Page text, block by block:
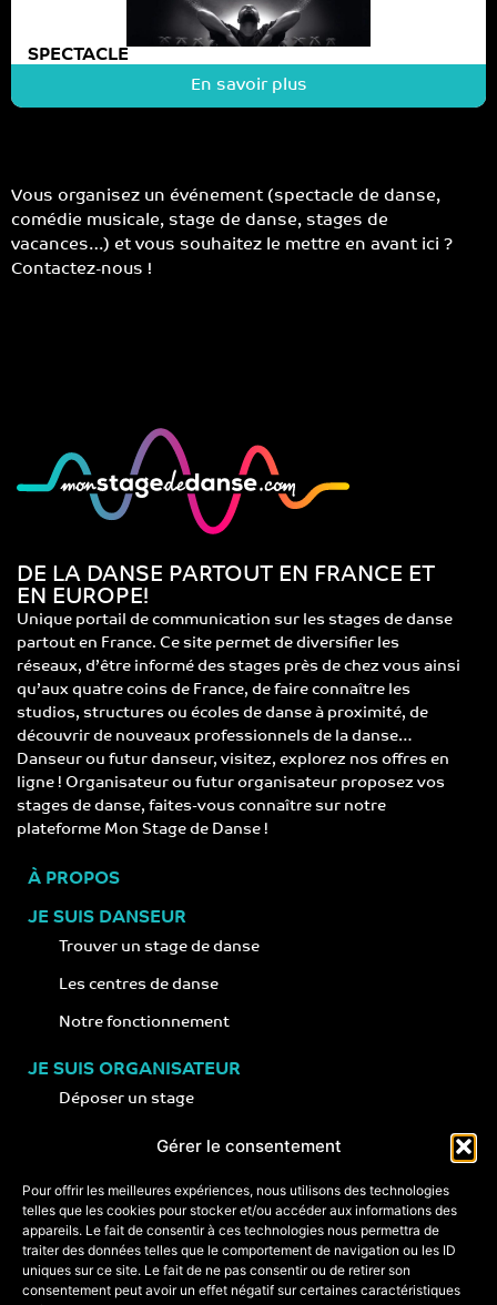
Gérer le consentement
Pour offrir les meilleures expériences, nous utilisons des technologies
telles que les cookies pour stocker et/ou accéder aux informations des
appareils. Le fait de consentir à ces technologies nous permettra de
traiter des données telles que le comportement de navigation ou les ID
uniques sur ce site. Le fait de ne pas consentir ou de retirer son
consentement peut avoir un effet négatif sur certaines caractéristiques
SPECTACLE
En savoir plus
Vous organisez un événement (spectacle de danse,
comédie musicale, stage de danse, stages de
vacances…) et vous souhaitez le mettre en avant ici ?
Contactez-nous !
DE LA DANSE PARTOUT EN FRANCE ET
EN EUROPE!
Unique portail de communication sur les stages de danse
partout en France. Ce site permet de diversifier les
réseaux, d’être informé des stages près de chez vous ainsi
qu’aux quatre coins de France, de faire connaître les
studios, structures ou écoles de danse à proximité, de
découvrir de nouveaux professionnels de la danse…
Danseur ou futur danseur, visitez, explorez nos offres en
ligne ! Organisateur ou futur organisateur proposez vos
stages de danse, faites-vous connaître sur notre
plateforme Mon Stage de Danse !
À PROPOS
JE SUIS DANSEUR
Trouver un stage de danse
Les centres de danse
Notre fonctionnement
JE SUIS ORGANISATEUR
Déposer un stage
Notre concept
CONTACT
+33 (0)6 74 89 64 59
monstagededanse@gmail.com